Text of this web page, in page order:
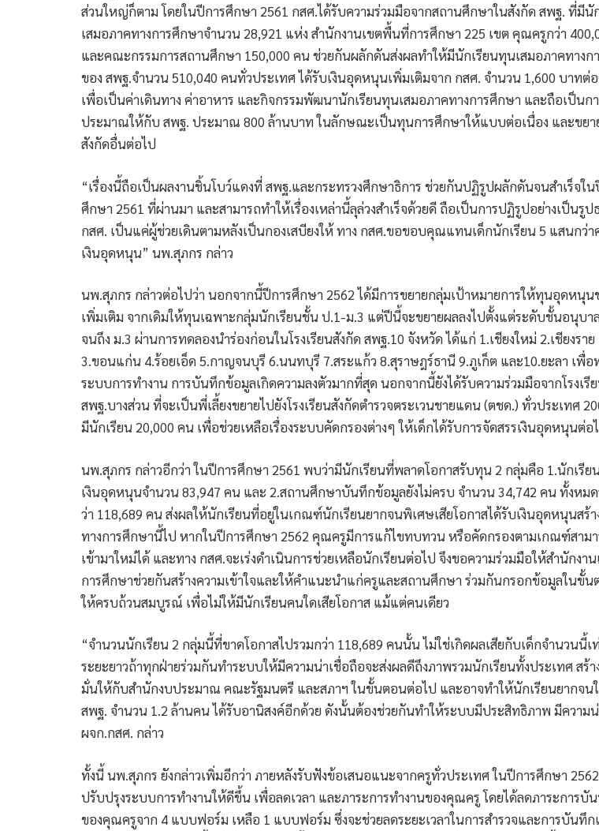
ส่วนใหญ่ก็ตาม โดยในปีการศึกษา 2561 กสศ.ได้รับความร่วมมือจากสถานศึกษาในสังกัด สพฐ. ที่มีนั
เสมอภาคทางการศึกษาจำนวน 28,921 แห่ง สำนักงานเขตพื้นที่การศึกษา 225 เขต คุณครูกว่า
และคณะกรรมการสถานศึกษา 150,000 คน ช่วยกันผลักดันส่งผลทำให้มีนักเรียนทุนเสมอภาคทางก
ของ สพฐ.จำนวน 510,040 คนทั่วประเทศ ได้รับเงินอุดหนุนเพิ่มเติมจาก กสศ. จำนวน 1,600 บาทต่
เพื่อเป็นค่าเดินทาง ค่าอาหาร และกิจกรรมพัฒนานักเรียนทุนเสมอภาคทางการศึกษา และถือเป็นก
ประมาณให้กับ สพฐ. ประมาณ 800 ล้านบาท ในลักษณะเป็นทุนการศึกษาให้แบบต่อเนื่อง และขยา
สังกัดอื่นต่อไป
“เรื่องนี้ถือเป็นผลงานชิ้นโบว์แดงที่ สพฐ.และกระทรวงศึกษาธิการ ช่วยกันปฏิรูปผลักดันจนสำเร็จใน
ศึกษา 2561 ที่ผ่านมา และสามารถทำให้เรื่องเหล่านี้ลุล่วงสำเร็จด้วยดี ถือเป็นการปฏิรูปอย่างเป็นรูป
กสศ. เป็นแค่ผู้ช่วยเดินตามหลังเป็นกองเสบียงให้ ทาง กสศ.ขอขอบคุณแทนเด็กนักเรียน 5 แสนกว่
เงินอุดหนุน” นพ.สุภกร กล่าว
นพ.สุภกร กล่าวต่อไปว่า นอกจากนี้ปีการศึกษา 2562 ได้มีการขยายกลุ่มเป้าหมายการให้ทุนอุดหนุน
เพิ่มเติม จากเดิมให้ทุนเฉพาะกลุ่มนักเรียนชั้น ป.1-ม.3 แต่ปีนี้จะขยายผลลงไปตั้งแต่ระดับชั้นอนุบา
จนถึง ม.3 ผ่านการทดลองนำร่องก่อนในโรงเรียนสังกัด สพฐ.10 จังหวัด ได้แก่ 1.เชียงใหม่ 2.เชียงราย
3.ขอนแก่น 4.ร้อยเอ็ด 5.กาญจนบุรี 6.นนทบุรี 7.สระแก้ว 8.สุราษฎร์ธานี 9.ภูเก็ต และ10.ยะลา เพื่อ
ระบบการทำงาน การบันทึกข้อมูลเกิดความลงตัวมากที่สุด นอกจากนี้ยังได้รับความร่วมมือจากโรงเรี
สพฐ.บางส่วน ที่จะเป็นพี่เลี้ยงขยายไปยังโรงเรียนสังกัดตำรวจตระเวนชายแดน (ตชด.) ทั่วประเทศ
มีนักเรียน 20,000 คน เพื่อช่วยเหลือเรื่องระบบคัดกรองต่างๆ ให้เด็กได้รับการจัดสรรเงินอุดหนุนต่อ
นพ.สุภกร กล่าวอีกว่า ในปีการศึกษา 2561 พบว่ามีนักเรียนที่พลาดโอกาสรับทุน 2 กลุ่มคือ 1.นักเรีย
เงินอุดหนุนจำนวน 83,947 คน และ 2.สถานศึกษาบันทึกข้อมูลยังไม่ครบ จำนวน 34,742 คน ทั้งหม
ว่า 118,689 คน ส่งผลให้นักเรียนที่อยู่ในเกณฑ์นักเรียนยากจนพิเศษเสียโอกาสได้รับเงินอุดหนุนสร้า
ทางการศึกษานี้ไป หากในปีการศึกษา 2562 คุณครูมีการแก้ไขทบทวน หรือคัดกรองตามเกณฑ์สาม
เข้ามาใหม่ได้ และทาง กสศ.จะเร่งดำเนินการช่วยเหลือนักเรียนต่อไป จึงขอความร่วมมือให้สำนักงา
การศึกษาช่วยกันสร้างความเข้าใจและให้คำแนะนำแก่ครูและสถานศึกษา ร่วมกันกรอกข้อมูลในขั้น
ให้ครบถ้วนสมบูรณ์ เพื่อไม่ให้มีนักเรียนคนใดเสียโอกาส แม้แต่คนเดียว
“จำนวนนักเรียน 2 กลุ่มนี้ที่ขาดโอกาสไปรวมกว่า 118,689 คนนั้น ไม่ใช่เกิดผลเสียกับเด็กจำนวนนี้เ
ระยะยาวถ้าทุกฝ่ายร่วมกันทำระบบให้มีความน่าเชื่อถือจะส่งผลดีถึงภาพรวมนักเรียนทั้งประเทศ สร้า
มั่นให้กับสำนักงบประมาณ คณะรัฐมนตรี และสภาฯ ในขั้นตอนต่อไป และอาจทำให้นักเรียนยากจน
สพฐ. จำนวน 1.2 ล้านคน ได้รับอานิสงค์อีกด้วย ดังนั้นต้องช่วยกันทำให้ระบบมีประสิทธิภาพ มีความน่
ผจก.กสศ. กล่าว
ทั้งนี้ นพ.สุภกร ยังกล่าวเพิ่มอีกว่า ภายหลังรับฟังข้อเสนอแนะจากครูทั่วประเทศ ในปีการศึกษา
ปรับปรุงระบบการทำงานให้ดีขึ้น เพื่อลดเวลา และภาระการทำงานของคุณครู โดยได้ลดภาระการบั
ของคุณครูจาก 4 แบบฟอร์ม เหลือ 1 แบบฟอร์ม ซึ่งจะช่วยลดระยะเวลาในการสำรวจและการบันทึ